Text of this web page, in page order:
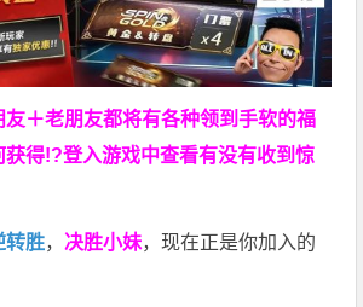
友＋老朋友都将有各种领到手软的福
获得!?登入游戏中查看有没有收到惊
转胜， 决胜小妹，现在正是你加入的